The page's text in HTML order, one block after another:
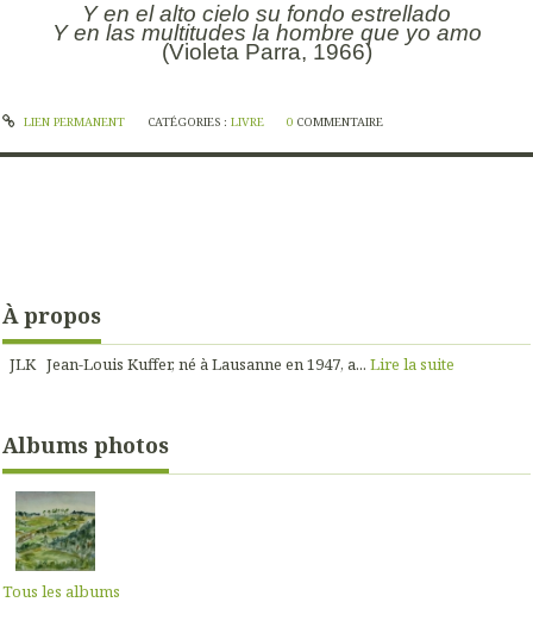
Y en el alto cielo su fondo estrellado
Y en las multitudes la hombre que yo amo
(Violeta Parra, 1966)
LIEN PERMANENT CATÉGORIES : LIVRE 0 COMMENTAIRE
À propos
JLK Jean-Louis Kuffer, né à Lausanne en 1947, a... Lire la suite
Albums photos
Tous les albums